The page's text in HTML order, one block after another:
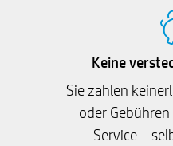
Keine
Sie zahlen
oder
Service –